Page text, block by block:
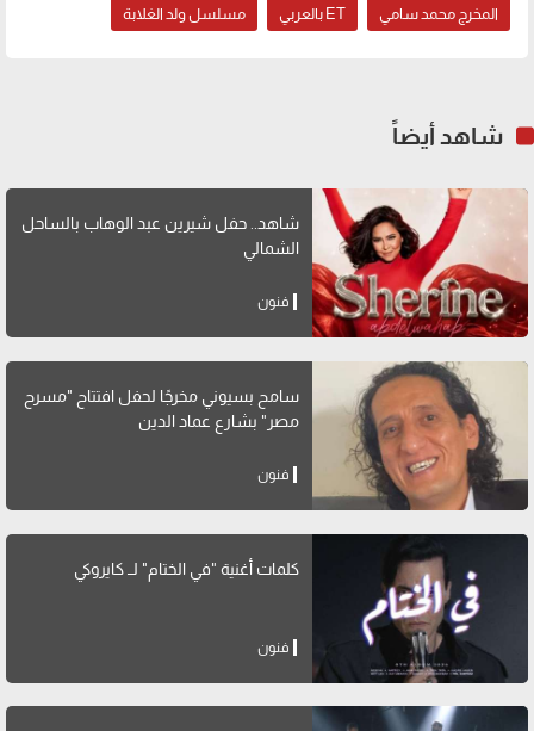
المخرج محمد سامي ET بالعربي مسلسل ولد الغلابة
شاهد أيضاً
شاهد.. حفل شيرين عبد الوهاب بالساحل
الشمالي
فنون
سامح بسيوني مخرجًا لحفل افتتاح "مسرح
مصر" بشارع عماد الدين
فنون
كلمات أغنية "في الختام" لــ كايروكي
فنون